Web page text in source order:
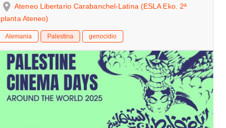
Ateneo Libertario Carabanchel-Latina (ESLA Eko. 2ª
planta Ateneo)
Alemania Palestina genocidio